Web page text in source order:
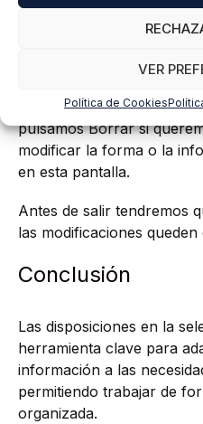
VER
Política de Cookies
Marcamos la variante
pulsamos Borrar si
modificar la forma o la
en esta pantalla.
Antes de salir tendremos
las modificaciones queden
Conclusión
Las disposiciones en la
herramienta clave para
información a las
permitiendo trabajar de
organizada.